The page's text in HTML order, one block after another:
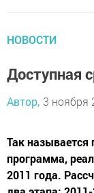
НОВОСТИ
Доступная
Автор, 3 ноября
Так называется
программа,
2011 года.